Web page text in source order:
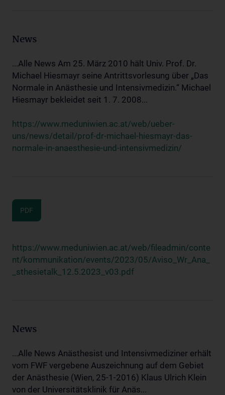
News
...Alle News Am 25. März 2010 hält Univ. Prof. Dr.
Michael Hiesmayr seine Antrittsvorlesung über „Das
Normale in Anästhesie und Intensivmedizin.“ Michael
Hiesmayr bekleidet seit 1. 7. 2008...
https://www.meduniwien.ac.at/web/ueber-
uns/news/detail/prof-dr-michael-hiesmayr-das-
normale-in-anaesthesie-und-intensivmedizin/
PDF
https://www.meduniwien.ac.at/web/fileadmin/conte
nt/kommunikation/events/2023/05/Aviso_Wr_Ana_
_sthesietalk_12.5.2023_v03.pdf
News
...Alle News Anästhesist und Intensivmediziner erhält
vom FWF vergebene Auszeichnung auf dem Gebiet
der Anästhesie (Wien, 25-1-2016) Klaus Ulrich Klein
von der Universitätsklinik für Anäs...